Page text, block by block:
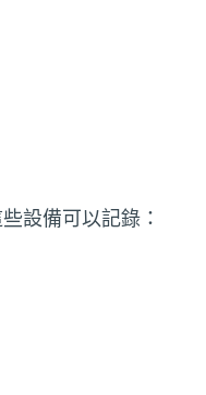
設備可以記錄：